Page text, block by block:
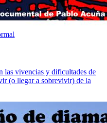
las vivencias y dificultades de
(o llegar a sobrevivir) de la